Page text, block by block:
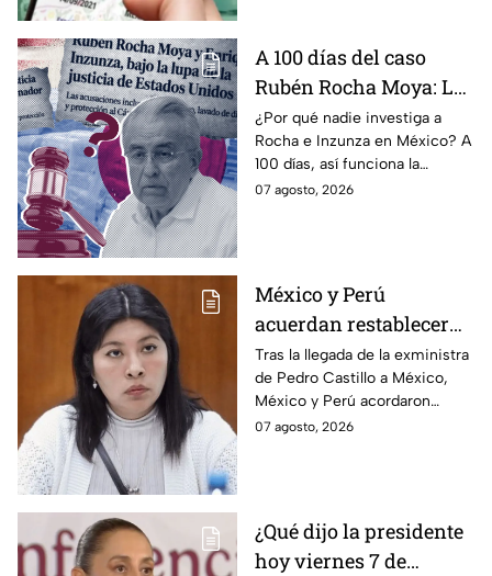
A 100 días del caso
Rubén Rocha Moya: La
estrategia de Morena
para blindar al
gobernador de Sinaloa
¿Por qué nadie investiga a
Rocha e Inzunza en México? A
100 días, así funciona la
estrategia de Morena para
07 agosto, 2026
México y Perú
acuerdan restablecer
relaciones
diplomáticas tras
llegada de Betssy
Chávez al país
Tras la llegada de la exministra
de Pedro Castillo a México,
México y Perú acordaron
reanudar relaciones desde
07 agosto, 2026
¿Qué dijo la presidente
hoy viernes 7 de